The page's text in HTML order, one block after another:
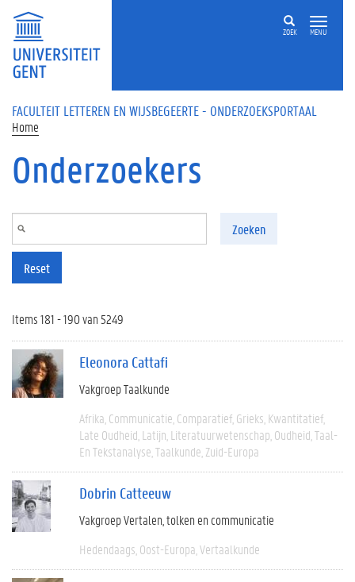
Overslaan en naar de inhoud gaan
ZOEK MENU
FACULTEIT LETTEREN EN WIJSBEGEERTE - ONDERZOEKSPORTAAL
Home
Onderzoekers
Zoeken
Reset
Items 181 - 190 van 5249
Eleonora Cattafi
Vakgroep Taalkunde
Afrika Communicatie Comparatief Grieks Kwantitatief
Late Oudheid Latijn Literatuurwetenschap Oudheid Taal-
En Tekstanalyse Taalkunde Zuid-Europa
Dobrin Catteeuw
Vakgroep Vertalen, tolken en communicatie
Hedendaags Oost-Europa Vertaalkunde